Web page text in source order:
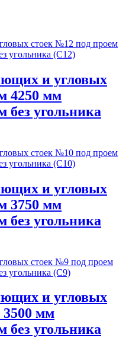
и угловых
4250 мм
без угольника
и угловых
3750 мм
без угольника
и угловых
3500 мм
без угольника